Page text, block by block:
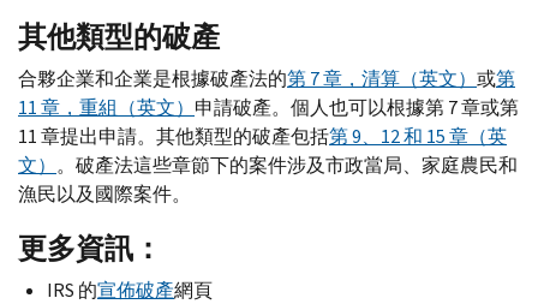
其他類型的破產
合夥企業和企業是根據破產法的第 7 章，清算（英文） 或第
11 章，重組（英文） 申請破產。個人也可以根據第 7 章或第
11 章提出申請。其他類型的破產包括第 9、12 和 15 章（英
文） 。破產法這些章節下的案件涉及市政當局、家庭農民和
漁民以及國際案件。
更多資訊：
IRS 的宣佈破產網頁